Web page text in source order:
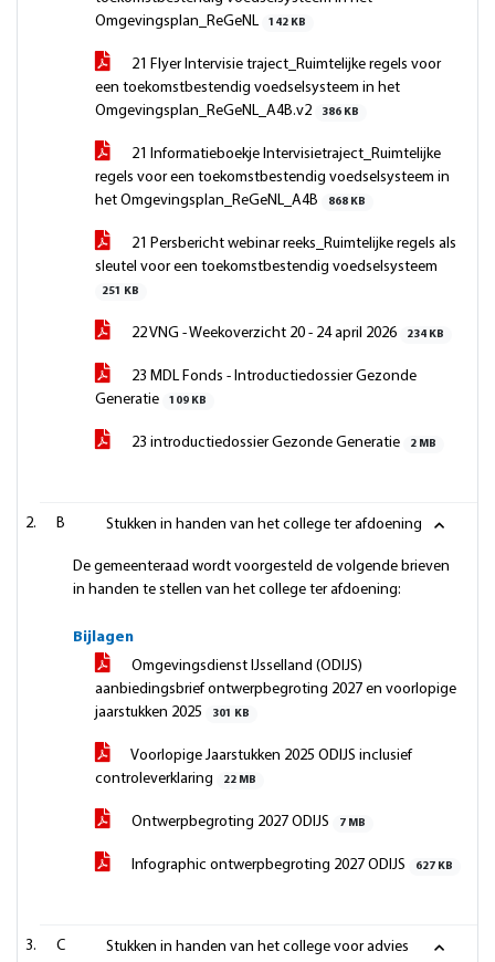
Omgevingsplan_ReGeNL
142 KB
21 Flyer Intervisie traject_Ruimtelijke regels voor
een toekomstbestendig voedselsysteem in het
Omgevingsplan_ReGeNL_A4B.v2
386 KB
21 Informatieboekje Intervisietraject_Ruimtelijke
regels voor een toekomstbestendig voedselsysteem in
het Omgevingsplan_ReGeNL_A4B
868 KB
21 Persbericht webinar reeks_Ruimtelijke regels als
sleutel voor een toekomstbestendig voedselsysteem
251 KB
22 VNG - Weekoverzicht 20 - 24 april 2026 234 KB
23 MDL Fonds - Introductiedossier Gezonde
Generatie
109 KB
23 introductiedossier Gezonde Generatie 2 MB
B Stukken in handen van het college ter afdoening
De gemeenteraad wordt voorgesteld de volgende brieven
in handen te stellen van het college ter afdoening:
Bijlagen
Omgevingsdienst IJsselland (ODIJS)
aanbiedingsbrief ontwerpbegroting 2027 en voorlopige
jaarstukken 2025
301 KB
Voorlopige Jaarstukken 2025 ODIJS inclusief
controleverklaring
22 MB
Ontwerpbegroting 2027 ODIJS 7 MB
Infographic ontwerpbegroting 2027 ODIJS 627 KB
C Stukken in handen van het college voor advies